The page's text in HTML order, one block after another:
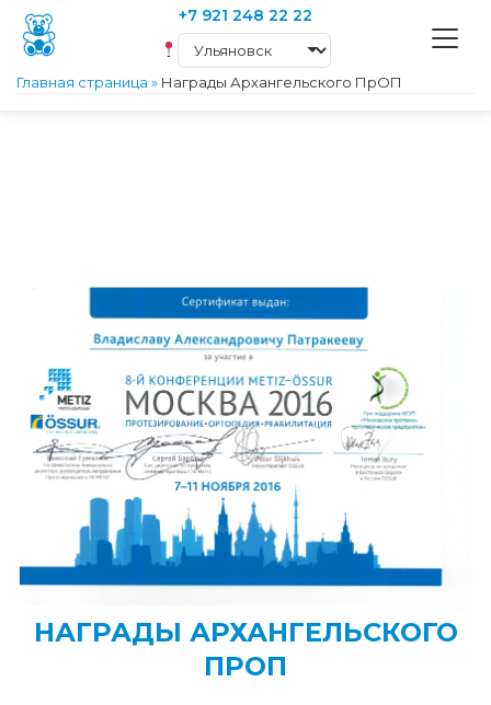
+7 921 248 22 22
Главная страница » Награды Архангельского ПрОП
НАГРАДЫ АРХАНГЕЛЬСКОГО
ПРОП